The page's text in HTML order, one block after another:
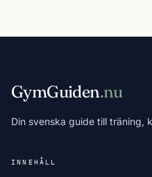
GymGuiden.nu
Din svenska guide till träning,
INNEHÅLL